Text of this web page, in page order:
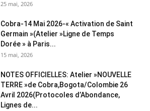
25 mai, 2026
Cobra-14 Mai 2026-« Activation de Saint
Germain »(Atelier »Ligne de Temps
Dorée » à Paris...
15 mai, 2026
NOTES OFFICIELLES: Atelier »NOUVELLE
TERRE »de Cobra,Bogota/Colombie 26
Avril 2026(Protocoles d’Abondance,
Lignes de...